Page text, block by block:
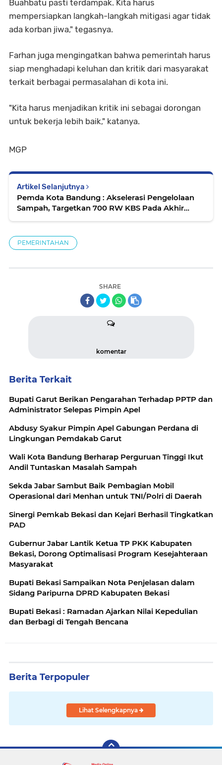
Buahbatu pasti terdampak. Kita harus
mempersiapkan langkah-langkah mitigasi agar tidak
ada korban jiwa," tegasnya.
Farhan juga mengingatkan bahwa pemerintah harus
siap menghadapi keluhan dan kritik dari masyarakat
terkait berbagai permasalahan di kota ini.
"Kita harus menjadikan kritik ini sebagai dorongan
untuk bekerja lebih baik," katanya.
MGP
Artikel Selanjutnya
Pemda Kota Bandung : Akselerasi Pengelolaan
Sampah, Targetkan 700 RW KBS Pada Akhir
PEMERINTAHAN
SHARE
komentar
Berita Terkait
Bupati Garut Berikan Pengarahan Terhadap PPTP dan
Administrator Selepas Pimpin Apel
Abdusy Syakur Pimpin Apel Gabungan Perdana di
Lingkungan Pemdakab Garut
Wali Kota Bandung Berharap Perguruan Tinggi Ikut
Andil Tuntaskan Masalah Sampah
Sekda Jabar Sambut Baik Pembagian Mobil
Operasional dari Menhan untuk TNI/Polri di Daerah
Sinergi Pemkab Bekasi dan Kejari Berhasil Tingkatkan
PAD
Gubernur Jabar Lantik Ketua TP PKK Kabupaten
Bekasi, Dorong Optimalisasi Program Kesejahteraan
Masyarakat
Bupati Bekasi Sampaikan Nota Penjelasan dalam
Sidang Paripurna DPRD Kabupaten Bekasi
Bupati Bekasi : Ramadan Ajarkan Nilai Kepedulian
dan Berbagi di Tengah Bencana
Berita Terpopuler
Lihat Selengkapnya